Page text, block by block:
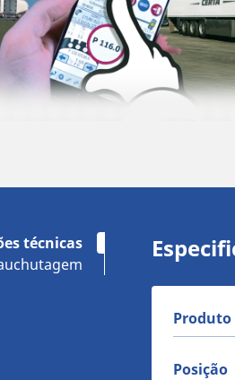
técnicas
Produto
Posição